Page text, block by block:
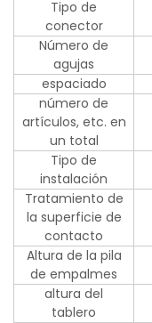
Tipo de
conector
Número de
agujas
espaciado
número de
artículos, etc. en
un total
Tipo de
instalación
Tratamiento de
la superficie de
contacto
Altura de la pila
de empalmes
altura del
tablero